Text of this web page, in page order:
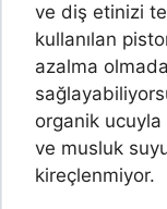
ve diş etinizi
kullanılan
azalma
organik ucuyla
ve musluk
kireçlenmiyor.